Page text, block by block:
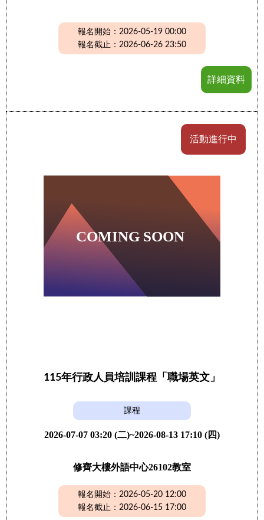
報名開始：2026-05-19 00:00
報名截止：2026-06-26 23:50
詳細資料
活動進行中
115年行政人員培訓課程「職場英文」
課程
2026-07-07 03:20 (二)~2026-08-13 17:10 (四)
修齊大樓外語中心26102教室
報名開始：2026-05-20 12:00
報名截止：2026-06-15 17:00